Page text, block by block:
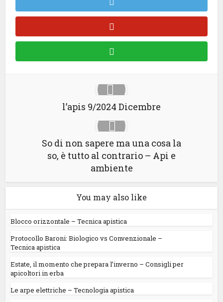
l’apis 9/2024 Dicembre
So di non sapere ma una cosa la
so, è tutto al contrario – Api e
ambiente
You may also like
Blocco orizzontale – Tecnica apistica
Protocollo Baroni: Biologico vs Convenzionale –
Tecnica apistica
Estate, il momento che prepara l’inverno – Consigli per
apicoltori in erba
Le arpe elettriche – Tecnologia apistica